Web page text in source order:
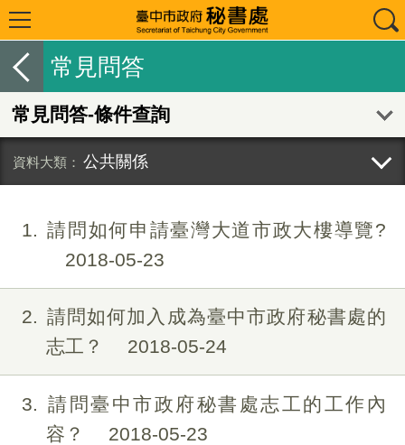
常見問答
常見問答-條件查詢
公共關係
1
請問如何申請臺灣大道市政大樓導覽?
2018-05-23
2
請問如何加入成為臺中市政府秘書處的
志工？
2018-05-24
3
請問臺中市政府秘書處志工的工作內
容？
2018-05-23